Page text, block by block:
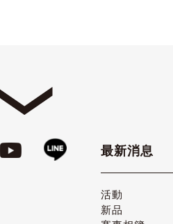
最新消息
活動
新品